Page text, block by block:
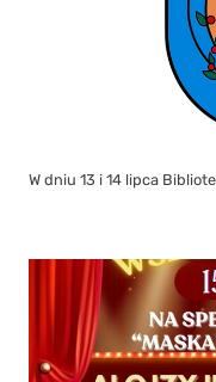
W dniu 13 i 14 lipca